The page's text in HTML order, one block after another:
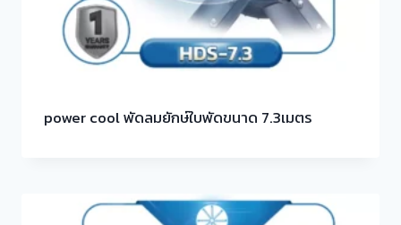
power cool พัดลมยักษ์ใบพัดขนาด 7.3เมตร